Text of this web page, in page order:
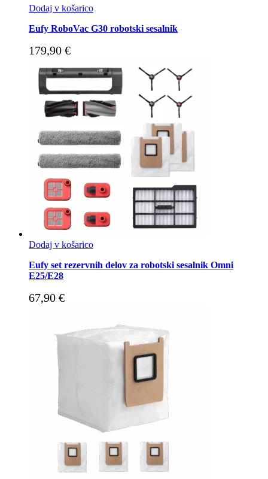
Dodaj v košarico
Eufy RoboVac G30 robotski sesalnik
179,90 €
Dodaj v košarico
Eufy set rezervnih delov za robotski sesalnik Omni
E25/E28
67,90 €